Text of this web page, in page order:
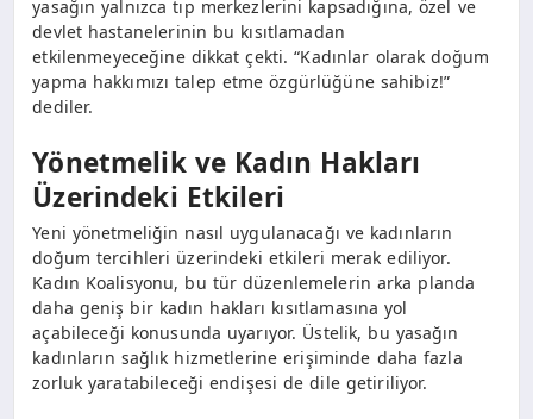
yasağın yalnızca tıp merkezlerini kapsadığına, özel ve
devlet hastanelerinin bu kısıtlamadan
etkilenmeyeceğine dikkat çekti. “Kadınlar olarak doğum
yapma hakkımızı talep etme özgürlüğüne sahibiz!”
dediler.
Yönetmelik ve Kadın Hakları
Üzerindeki Etkileri
Yeni yönetmeliğin nasıl uygulanacağı ve kadınların
doğum tercihleri üzerindeki etkileri merak ediliyor.
Kadın Koalisyonu, bu tür düzenlemelerin arka planda
daha geniş bir kadın hakları kısıtlamasına yol
açabileceği konusunda uyarıyor. Üstelik, bu yasağın
kadınların sağlık hizmetlerine erişiminde daha fazla
zorluk yaratabileceği endişesi de dile getiriliyor.